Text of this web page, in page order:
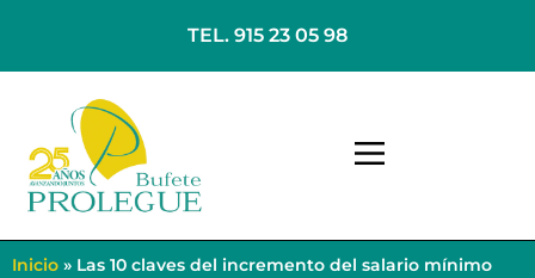
TEL. 915 23 05 98
Inicio » Las 10 claves del incremento del salario mínimo